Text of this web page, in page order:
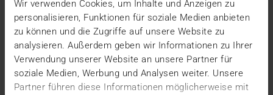
Wir verwenden Cookies, um Inhalte und Anzeigen zu
personalisieren, Funktionen für soziale Medien anbieten
zu können und die Zugriffe auf unsere Website zu
analysieren. Außerdem geben wir Informationen zu Ihrer
Verwendung unserer Website an unsere Partner für
soziale Medien, Werbung und Analysen weiter. Unsere
Partner führen diese Informationen möglicherweise mit
MEHR ERFAHREN